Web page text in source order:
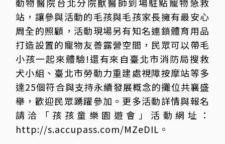
站，讓參與活動的毛孩與毛孩家長擁有最安心
周全的照顧，活動現場另有知名連鎖體育用品
打造設置的寵物友善露營空間，民眾可以帶毛
小孩一起來體驗!還有來自臺北市消防局搜救
犬小組、臺北市勞動力重建處視障按摩站等多
達25個符合與支持永續發展概念的攤位共襄盛
舉，歡迎民眾踴躍參加。更多活動詳情與報名
請洽「孩孩童樂園遊會」活動網址：
http://s.accupass.com/MZeDIL。